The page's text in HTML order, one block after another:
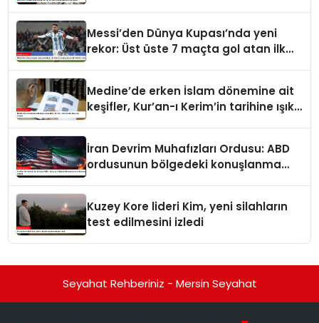
Messi’den Dünya Kupası’nda yeni
rekor: Üst üste 7 maçta gol atan ilk
Medine’de erken İslam dönemine ait
keşifler, Kur’an-ı Kerim’in tarihine ışık
İran Devrim Muhafızları Ordusu: ABD
ordusunun bölgedeki konuşlanma
Kuzey Kore lideri Kim, yeni silahların
test edilmesini izledi
Seyahat Rehberiniz - Mersin Seyahat